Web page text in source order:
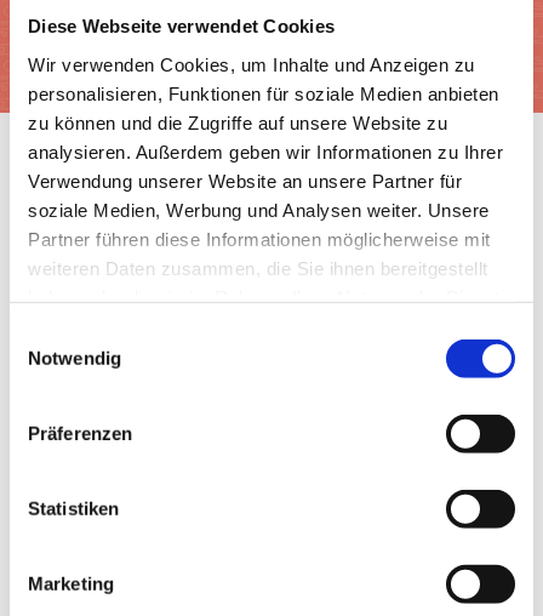
Diese Webseite verwendet Cookies
Wir verwenden Cookies, um Inhalte und Anzeigen zu
personalisieren, Funktionen für soziale Medien anbieten
zu können und die Zugriffe auf unsere Website zu
analysieren. Außerdem geben wir Informationen zu Ihrer
Verwendung unserer Website an unsere Partner für
soziale Medien, Werbung und Analysen weiter. Unsere
Partner führen diese Informationen möglicherweise mit
weiteren Daten zusammen, die Sie ihnen bereitgestellt
Notwendig
Präferenzen
Statistiken
Marketing
Ernährung